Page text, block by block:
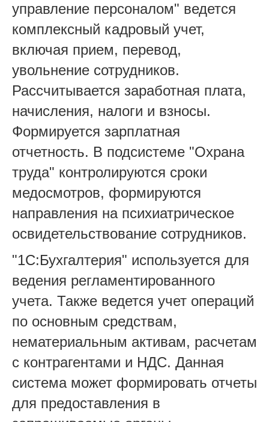
управление персоналом" ведется
комплексный кадровый учет,
включая прием, перевод,
увольнение сотрудников.
Рассчитывается заработная плата,
начисления, налоги и взносы.
Формируется зарплатная
отчетность. В подсистеме "Охрана
труда" контролируются сроки
медосмотров, формируются
направления на психиатрическое
освидетельствование сотрудников.
"1С:Бухгалтерия" используется для
ведения регламентированного
учета. Также ведется учет операций
по основным средствам,
нематериальным активам, расчетам
с контрагентами и НДС. Данная
система может формировать отчеты
для предоставления в